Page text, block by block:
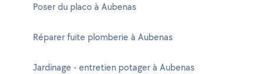
Poser du placo à Aubenas
Réparer fuite plomberie à Aubenas
Jardinage - entretien potager à Aubenas